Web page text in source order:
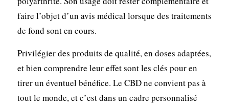
faire l’objet d’un avis médical lorsque des traitements
de fond sont en cours.
Privilégier des produits de qualité, en doses adaptées,
et bien comprendre leur effet sont les clés pour en
tirer un éventuel bénéfice. Le CBD ne convient pas à
tout le monde, et c’est dans un cadre personnalisé